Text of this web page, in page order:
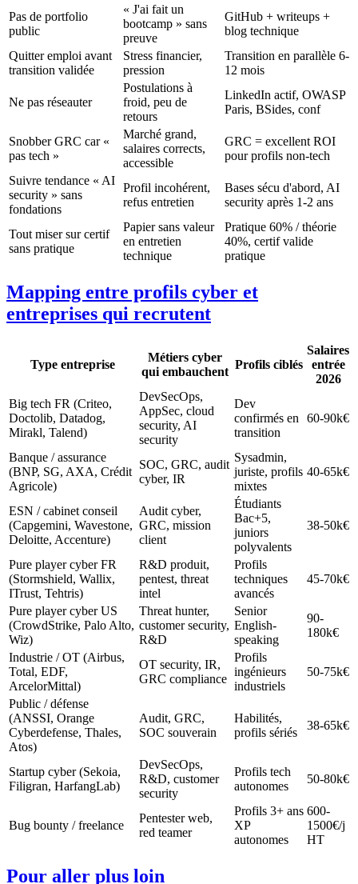
Pas de portfolio
public
« J'ai fait un
bootcamp » sans
preuve
GitHub + writeups +
blog technique
Quitter emploi avant
transition validée
Stress financier,
pression
Transition en parallèle 6-
12 mois
Ne pas réseauter
Postulations à
froid, peu de
retours
LinkedIn actif, OWASP
Paris, BSides, conf
Snobber GRC car «
pas tech »
Marché grand,
salaires corrects,
accessible
GRC = excellent ROI
pour profils non-tech
Suivre tendance « AI
security » sans
fondations
Profil incohérent,
refus entretien
Bases sécu d'abord, AI
security après 1-2 ans
Tout miser sur certif
sans pratique
Papier sans valeur
en entretien
technique
Pratique 60% / théorie
40%, certif valide
pratique
Mapping entre profils cyber et
entreprises qui recrutent
Type entreprise
Métiers cyber
qui embauchent
Profils ciblés
Salaires
entrée
2026
Big tech FR (Criteo,
Doctolib, Datadog,
Mirakl, Talend)
DevSecOps,
AppSec, cloud
security, AI
security
Dev
confirmés en
transition
60-90k€
Banque / assurance
(BNP, SG, AXA, Crédit
Agricole)
SOC, GRC, audit
cyber, IR
Sysadmin,
juriste, profils
mixtes
40-65k€
ESN / cabinet conseil
(Capgemini, Wavestone,
Deloitte, Accenture)
Audit cyber,
GRC, mission
client
Étudiants
Bac+5,
juniors
polyvalents
38-50k€
Pure player cyber FR
(Stormshield, Wallix,
ITrust, Tehtris)
R&D produit,
pentest, threat
intel
Profils
techniques
avancés
45-70k€
Pure player cyber US
(CrowdStrike, Palo Alto,
Wiz)
Threat hunter,
customer security,
R&D
Senior
English-
speaking
90-
180k€
Industrie / OT (Airbus,
Total, EDF,
ArcelorMittal)
OT security, IR,
GRC compliance
Profils
ingénieurs
industriels
50-75k€
Public / défense
(ANSSI, Orange
Cyberdefense, Thales,
Atos)
Audit, GRC,
SOC souverain
Habilités,
profils sériés
38-65k€
Startup cyber (Sekoia,
Filigran, HarfangLab)
DevSecOps,
R&D, customer
security
Profils tech
autonomes
50-80k€
Bug bounty / freelance
Pentester web,
red teamer
Profils 3+ ans
XP
autonomes
600-
1500€/j
HT
Pour aller plus loin